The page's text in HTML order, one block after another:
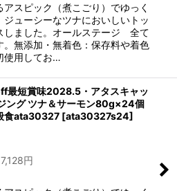
アスピック（煮こごり）でゆっく
ジューシーなツナにおいしいトッ
しました。オールステージ 全て
。無添加・無着色：保存料や着色
使用してお…
最短賞味2028.5・アタスキャッ
ング ツナ＆サーモン80g×24個
食ata30327 [ata30327s24]
7,128円